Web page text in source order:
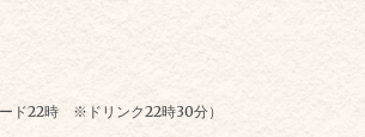
ド22時 ※ドリンク22時30分）